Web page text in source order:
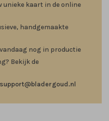
unieke kaart in de online
handgemaakte
nog in productie
Bekijk de
support@bladergoud.nl